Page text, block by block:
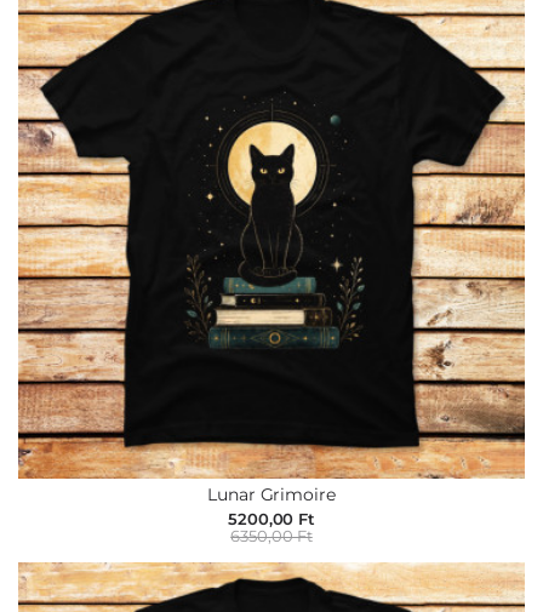
Lunar Grimoire
5200,00 Ft
6350,00 Ft